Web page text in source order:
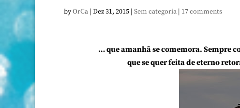
byOrCa | Dez 31, 2015 | Sem categoria | 17 comments
… que amanhã se comemora. Sempre
que se quer feita de eterno